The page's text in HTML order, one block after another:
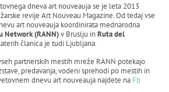
dneva art nouveauja se je leta 2013
revije Art Nouveau Magazine. Od tedaj vse
art nouveauja koordinirata mednarodna
Network (RANN)v Bruslju inRuta del
članica je tudi Ljubljana.
partnerskih mestih mreže RANN potekajo
predavanja, vodeni sprehodi po mestih in
dnevu art nouveauja najdete na Fb